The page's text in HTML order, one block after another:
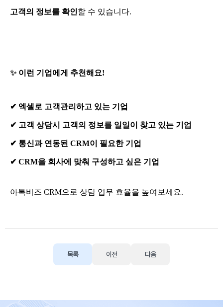
고객의 정보를 확인할 수 있습니다.
✨이런 기업에게 추천해요!
✔ 엑셀로 고객관리하고 있는 기업
✔ 고객 상담시 고객의 정보를 일일이 찾고 있는 기업
✔ 통신과 연동된 CRM이 필요한 기업
✔ CRM을 회사에 맞춰 구성하고 싶은 기업
아톡비즈 CRM으로 상담 업무 효율을 높여보세요.
목록 이전 다음